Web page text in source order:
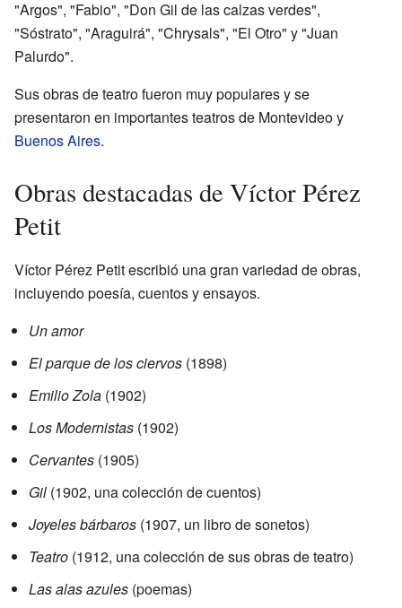
"Argos", "Fabio", "Don Gil de las calzas verdes",
"Sóstrato", "Araguirá", "Chrysals", "El Otro" y "Juan
Palurdo".
Sus obras de teatro fueron muy populares y se
presentaron en importantes teatros de Montevideo y
Buenos Aires.
Obras destacadas de Víctor Pérez
Petit
Víctor Pérez Petit escribió una gran variedad de obras,
incluyendo poesía, cuentos y ensayos.
Un amor
El parque de los ciervos (1898)
Emilio Zola (1902)
Los Modernistas (1902)
Cervantes (1905)
Gil (1902, una colección de cuentos)
Joyeles bárbaros (1907, un libro de sonetos)
Teatro (1912, una colección de sus obras de teatro)
Las alas azules (poemas)